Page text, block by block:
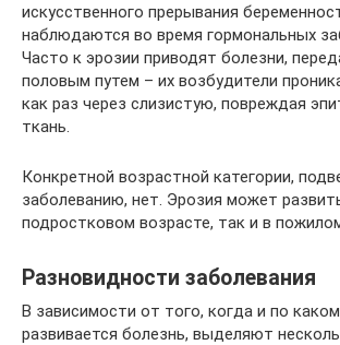
искусственного прерывания
наблюдаются во время гормональных
Часто к эрозии приводят болезни,
половым путем – их возбудители
как раз через слизистую, повреждая
ткань.
Конкретной возрастной категории,
заболеванию, нет. Эрозия может
подростковом возрасте, так и в
Разновидности заболевания
В зависимости от того, когда и по
развивается болезнь, выделяют